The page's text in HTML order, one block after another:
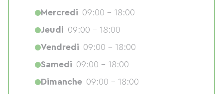
Mercredi 09:00 - 18:00
Jeudi 09:00 - 18:00
Vendredi 09:00 - 18:00
Samedi 09:00 - 18:00
Dimanche 09:00 - 18:00